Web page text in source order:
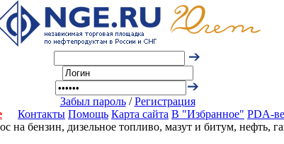
Забыл пароль/Регистрация
Контакты Помощь Карта сайта В "Избранное" PDA-
на бензин, дизельное топливо, мазут и битум, нефть,